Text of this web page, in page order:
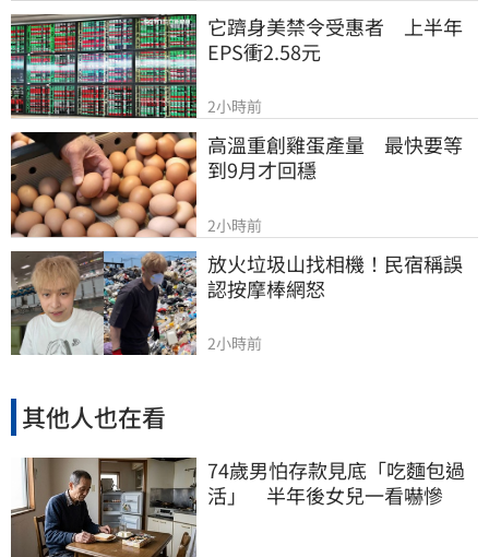
它躋身美禁令受惠者　上半年
EPS衝2.58元
2小時前
高溫重創雞蛋產量　最快要等
到9月才回穩
2小時前
放火垃圾山找相機！民宿稱誤
認按摩棒網怒
2小時前
其他人也在看
74歲男怕存款見底「吃麵包過
活」 半年後女兒一看嚇慘